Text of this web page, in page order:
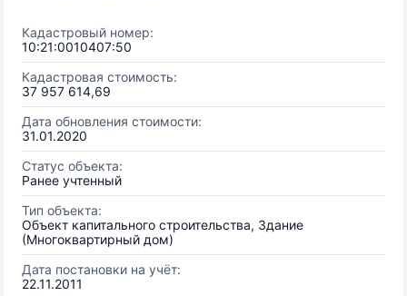
Кадастровый номер:
10:21:0010407:50
Кадастровая стоимость:
37 957 614,69
Дата обновления стоимости:
31.01.2020
Статус объекта:
Ранее учтенный
Тип объекта:
Объект капитального строительства, Здание
(Многоквартирный дом)
Дата постановки на учёт:
22.11.2011